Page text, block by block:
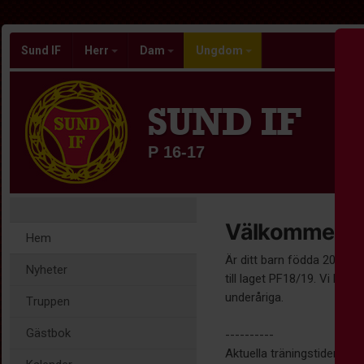
Sund IF Herr Dam Ungdom
SUND IF
P 16-17
Hem
Nyheter
Truppen
Gästbok
Välkommen
Är ditt barn födda 2018/
till laget PF18/19. Vi har
underåriga.
----------
Aktuella träningstider